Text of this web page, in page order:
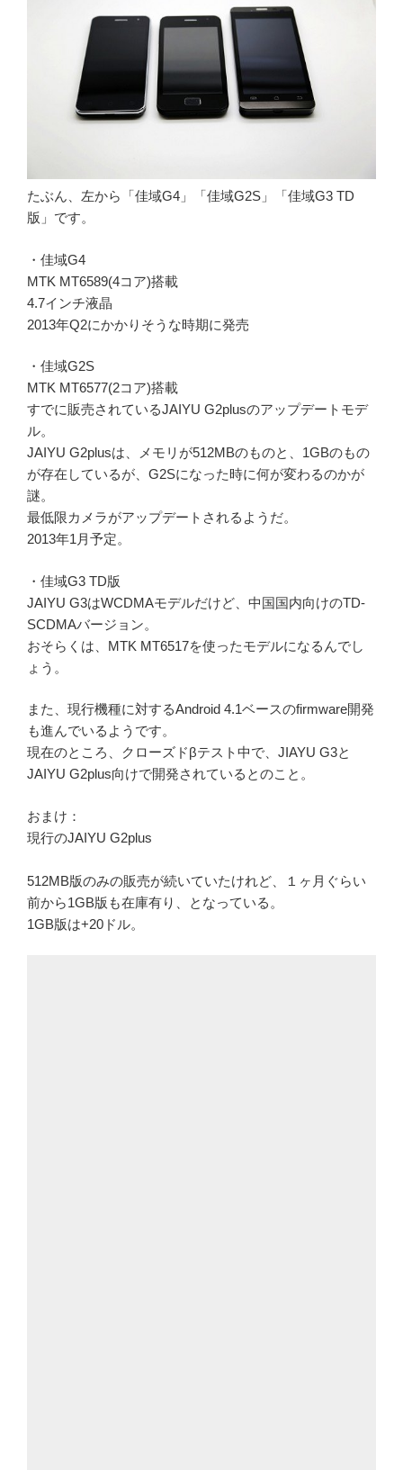
たぶん、左から「佳域G4」「佳域G2S」「佳域G3 TD
版」です。
・佳域G4
MTK MT6589(4コア)搭載
4.7インチ液晶
2013年Q2にかかりそうな時期に発売
・佳域G2S
MTK MT6577(2コア)搭載
すでに販売されているJAIYU G2plusのアップデートモデ
ル。
JAIYU G2plusは、メモリが512MBのものと、1GBのもの
が存在しているが、G2Sになった時に何が変わるのかが
謎。
最低限カメラがアップデートされるようだ。
2013年1月予定。
・佳域G3 TD版
JAIYU G3はWCDMAモデルだけど、中国国内向けのTD-
SCDMAバージョン。
おそらくは、MTK MT6517を使ったモデルになるんでし
ょう。
また、現行機種に対するAndroid 4.1ベースのfirmware開発
も進んでいるようです。
現在のところ、クローズドβテスト中で、JIAYU G3と
JAIYU G2plus向けで開発されているとのこと。
おまけ：
現行のJAIYU G2plus
512MB版のみの販売が続いていたけれど、１ヶ月ぐらい
前から1GB版も在庫有り、となっている。
1GB版は+20ドル。